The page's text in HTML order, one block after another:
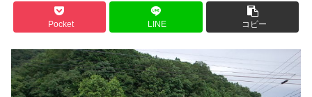
Pocket LINE コピー